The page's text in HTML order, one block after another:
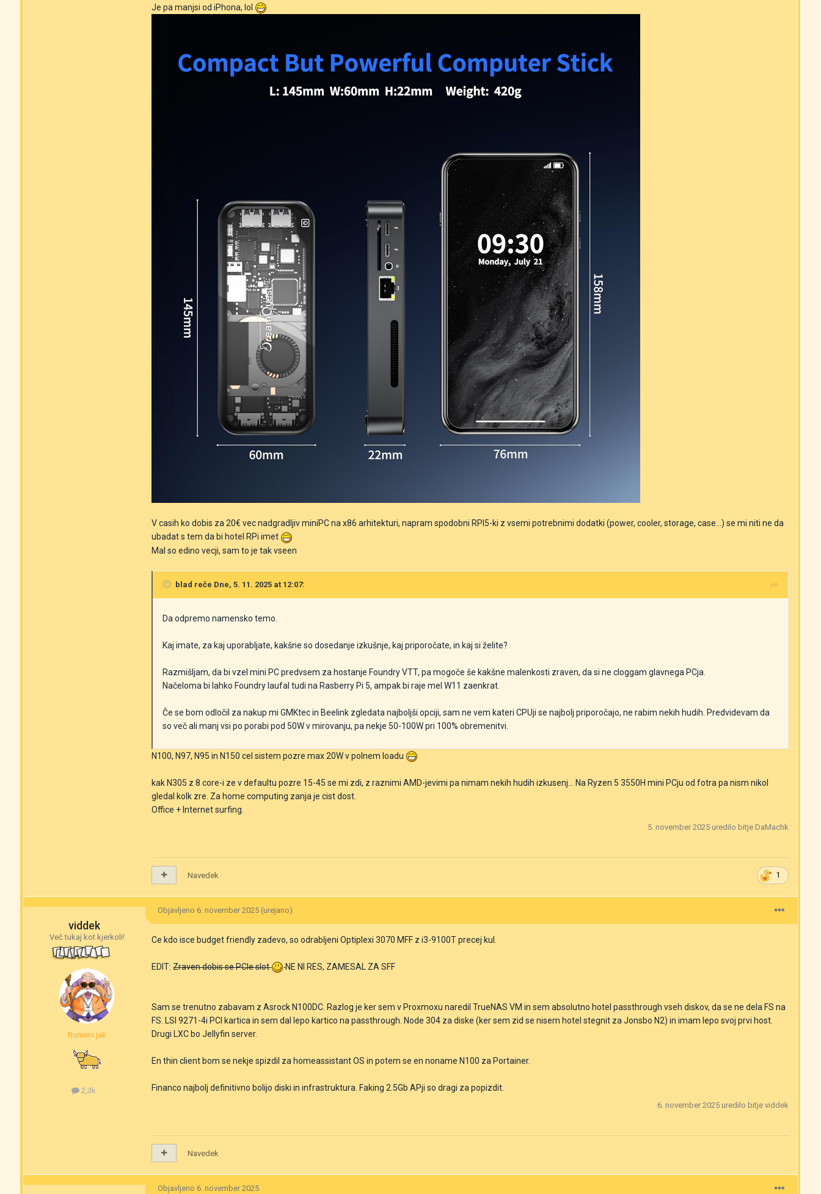
Je pa manjsi od iPhona, lol
V casih ko dobis za 20€ vec nadgradljiv miniPC na x86 arhitekturi, napram spodobni RPI5-ki z vsemi potrebnimi dodatki (power, cooler, storage, case...) se mi niti ne da
ubadat s tem da bi hotel RPi imet
Mal so edino vecji, sam to je tak vseen
blad reče Dne, 5. 11. 2025 at 12:07:
Da odpremo namensko temo.
Kaj imate, za kaj uporabljate, kakšne so dosedanje izkušnje, kaj priporočate, in kaj si želite?
Razmišljam, da bi vzel mini PC predvsem za hostanje Foundry VTT, pa mogoče še kakšne malenkosti zraven, da si ne cloggam glavnega PCja.
Načeloma bi lahko Foundry laufal tudi na Rasberry Pi 5, ampak bi raje mel W11 zaenkrat.
Če se bom odločil za nakup mi GMKtec in Beelink zgledata najboljši opciji, sam ne vem kateri CPUji se najbolj priporočajo, ne rabim nekih hudih. Predvidevam da
so več ali manj vsi po porabi pod 50W v mirovanju, pa nekje 50-100W pri 100% obremenitvi.
N100, N97, N95 in N150 cel sistem pozre max 20W v polnem loadu
kak N305 z 8 core-i ze v defaultu pozre 15-45 se mi zdi, z raznimi AMD-jevimi pa nimam nekih hudih izkusenj... Na Ryzen 5 3550H mini PCju od fotra pa nism nikol
gledal kolk zre. Za home computing zanja je cist dost.
Office + Internet surfing.
5. november 2025 uredilo bitje DaMachk
1
Navedek
viddek
Več tukaj kot kjerkoli!
Rumeni jak
2,3k
Objavljeno 6. november 2025 (urejano)
Ce kdo isce budget friendly zadevo, so odrabljeni Optiplexi 3070 MFF z i3-9100T precej kul.
EDIT:Zraven dobis se PCIe slot NE NI RES, ZAMESAL ZA SFF
Sam se trenutno zabavam z Asrock N100DC. Razlog je ker sem v Proxmoxu naredil TrueNAS VM in sem absolutno hotel passthrough vseh diskov, da se ne dela FS na
FS. LSI 9271-4i PCI kartica in sem dal lepo kartico na passthrough. Node 304 za diske (ker sem zid se nisem hotel stegnit za Jonsbo N2) in imam lepo svoj prvi host.
Drugi LXC bo Jellyfin server.
En thin client bom se nekje spizdil za homeassistant OS in potem se en noname N100 za Portainer.
Financo najbolj definitivno bolijo diski in infrastruktura. Faking 2.5Gb APji so dragi za popizdit.
6. november 2025 uredilo bitje viddek
Navedek
Objavljeno 6. november 2025